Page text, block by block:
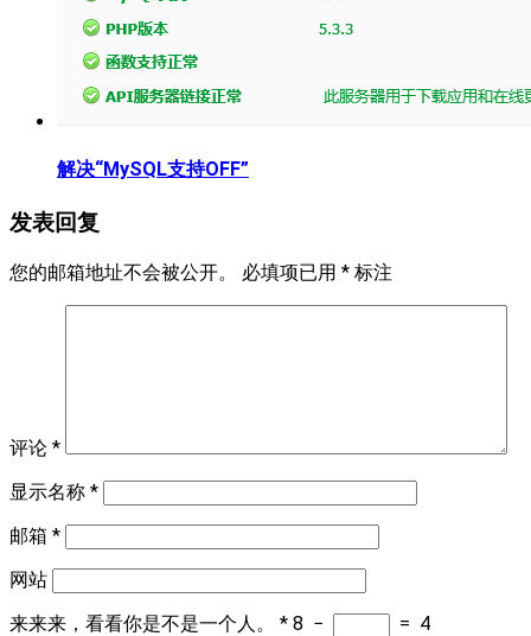
解决“MySQL支持OFF”
发表回复
您的邮箱地址不会被公开。 必填项已用 * 标注
评论 *
显示名称 *
邮箱 *
网站
来来来，看看你是不是一个人。
* 8 − = 4